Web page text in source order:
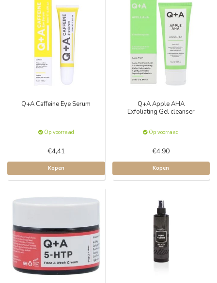
Q+A Caffeine Eye Serum
Op voorraad
€4,41
Kopen
Q+A Apple AHA
Exfoliating Gel cleanser
Op voorraad
€4,90
Kopen